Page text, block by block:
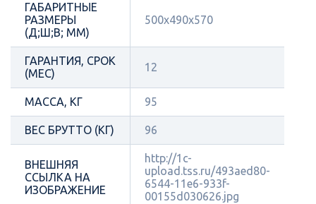
ГАБАРИТНЫЕ
РАЗМЕРЫ
(Д;Ш;В; ММ)
500x490x570
ГАРАНТИЯ, СРОК
(МЕС)
12
МАССА, КГ 95
ВЕС БРУТТО (КГ) 96
ВНЕШНЯЯ
ССЫЛКА НА
ИЗОБРАЖЕНИЕ
http://1c-
upload.tss.ru/493aed80-
6544-11e6-933f-
00155d030626.jpg